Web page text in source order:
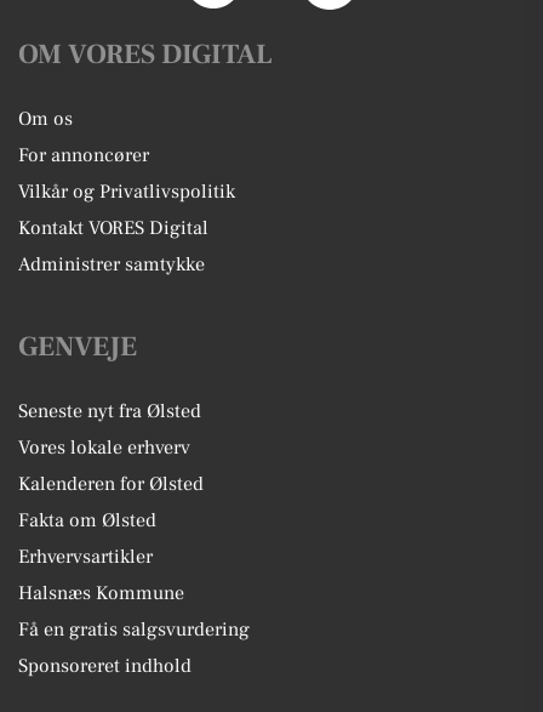
OM VORES DIGITAL
Om os
For annoncører
Vilkår og Privatlivspolitik
Kontakt VORES Digital
Administrer samtykke
GENVEJE
Seneste nyt fra Ølsted
Vores lokale erhverv
Kalenderen for Ølsted
Fakta om Ølsted
Erhvervsartikler
Halsnæs Kommune
Få en gratis salgsvurdering
Sponsoreret indhold